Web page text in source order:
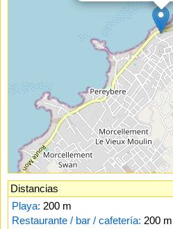
Distancias
Playa: 200 m
Restaurante / bar / cafetería: 200 m